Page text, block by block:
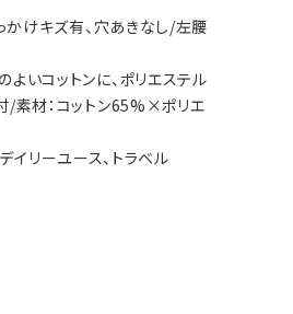
けキズ有、穴あきなし/左腰
いコットンに、ポリエステル
/素材：コットン65%×ポリエ
イリーユース、トラベル